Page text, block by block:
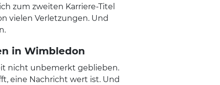
zum zweiten Karriere-Titel
vielen Verletzungen. Und
in Wimbledon
nicht unbemerkt geblieben.
eine Nachricht wert ist. Und